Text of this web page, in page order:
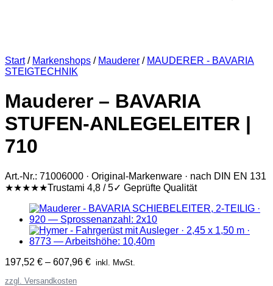
Start / Markenshops / Mauderer / MAUDERER - BAVARIA
STEIGTECHNIK
Mauderer – BAVARIA
STUFEN-ANLEGELEITER |
710
Art.-Nr.: 71006000 · Original-Markenware · nach DIN EN 131
★★★★★Trustami 4,8 / 5✓ Geprüfte Qualität
197,52 € – 607,96 € inkl. MwSt.
zzgl. Versandkosten